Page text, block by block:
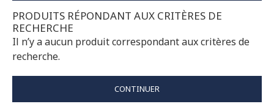
PRODUITS RÉPONDANT AUX CRITÈRES DE
RECHERCHE
Il n’y a aucun produit correspondant aux critères de
recherche.
CONTINUER